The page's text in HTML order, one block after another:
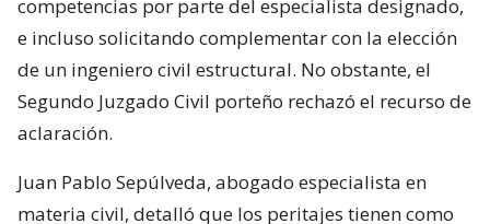
competencias por parte del especialista designado,
e incluso solicitando complementar con la elección
de un ingeniero civil estructural. No obstante, el
Segundo Juzgado Civil porteño rechazó el recurso de
aclaración.
Juan Pablo Sepúlveda, abogado especialista en
materia civil, detalló que los peritajes tienen como